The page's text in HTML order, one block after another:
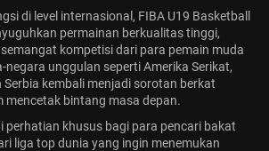
di level internasional, FIBA U19 Basketball
permainan berkualitas tinggi,
kompetisi dari para pemain muda
negara unggulan seperti Amerika Serikat,
Serbia kembali menjadi sorotan berkat
mencetak bintang masa depan.
perhatian khusus bagi para pencari bakat
liga top dunia yang ingin menemukan